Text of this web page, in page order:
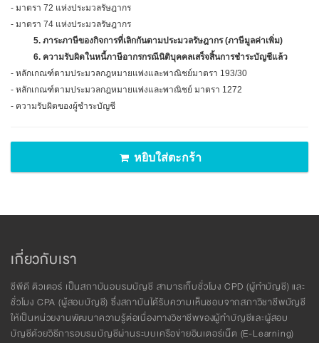
- มาตรา 72 แห่งประมวลรัษฎากร
- มาตรา 74 แห่งประมวลรัษฎากร
5. ภาระภาษีของกิจการที่เลิกกันตามประมวลรัษฎากร (ภาษีมูลค่าเพิ่ม)
6. ความรับผิดในหนี้ภาษีอากรกรณีนิติบุคคลเสร็จสิ้นการชำระบัญชีแล้ว
- หลักเกณฑ์ตามประมวลกฎหมายแพ่งและพาณิชย์มาตรา 193/30
- หลักเกณฑ์ตามประมวลกฎหมายแพ่งและพาณิชย์ มาตรา 1272
- ความรับผิดของผู้ชำระบัญชี
หยิบใส่ตะกร้า
เกี่ยวกับเรา
ซีพีดี ติวเตอร์ เป็นสถาบันอบรมบัญชี สามารเก็บชั่วโมง CPD (ผู้ทำบัญชี) และ
ชั่วโมง CPA (ผู้สอบบัญชี) ซึ่งสถาบันได้รับความเห็นชอบจากสภาวิชาชีพบัญชี
ให้เป็นหน่วยงานพัฒนาความรู้ต่อเนื่องทางวิชาชีพของผู้ทำบัญชีและผู้สอบ
บัญชีด้วยวิธีการอบรมบัญชีผ่านระบบเครือข่ายอินเตอร์เน็ต (E-Learning)